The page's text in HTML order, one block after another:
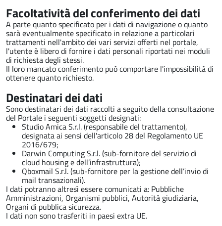
Facoltatività del conferimento dei dati
A parte quanto specificato per i dati di navigazione o quanto
sarà eventualmente specificato in relazione a particolari
trattamenti nell'ambito dei vari servizi offerti nel portale,
l'utente è libero di fornire i dati personali riportati nei moduli
di richiesta degli stessi.
Il loro mancato conferimento può comportare l'impossibilità di
ottenere quanto richiesto.
Destinatari dei dati
Sono destinatari dei dati raccolti a seguito della consultazione
del Portale i seguenti soggetti designati:
Studio Amica S.r.l. (responsabile del trattamento),
designata ai sensi dell'articolo 28 del Regolamento UE
2016/679;
Darwin Computing S.r.l. (sub-fornitore del servizio di
cloud housing e dell’infrastruttura);
Qboxmail S.r.l. (sub-fornitore per la gestione dell’invio di
mail transazionali).
I dati potranno altresì essere comunicati a: Pubbliche
Amministrazioni, Organismi pubblici, Autorità giudiziaria,
Organi di pubblica sicurezza.
I dati non sono trasferiti in paesi extra UE.